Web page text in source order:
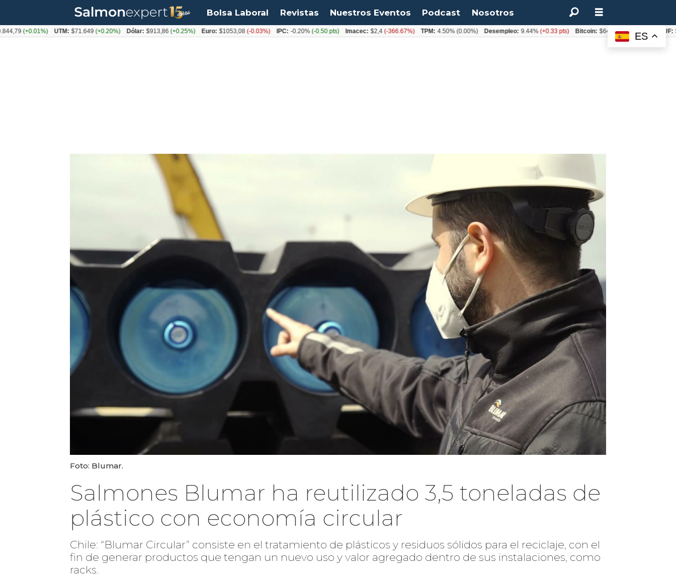
Bolsa Laboral Revistas Nuestros Eventos Podcast Nosotros
Foto: Blumar.
Salmones Blumar ha reutilizado 3,5 toneladas de
plástico con economía circular
Chile: “Blumar Circular” consiste en el tratamiento de plásticos y residuos sólidos para el reciclaje, con el
fin de generar productos que tengan un nuevo uso y valor agregado dentro de sus instalaciones, como
racks.
ES
(+0.01%) UTM: $71.649(+0.20%) Dólar: $913,86(+0.25%) Euro: $1053,08(-0.03%) IPC: -0.20%(-0.50 pts) Imacec: $2,4(-366.67%) TPM: 4.50% (0.00%) Desempleo: 9.44% (+0.33 pts) Bitcoin: $64.600,08 (+2.93%)